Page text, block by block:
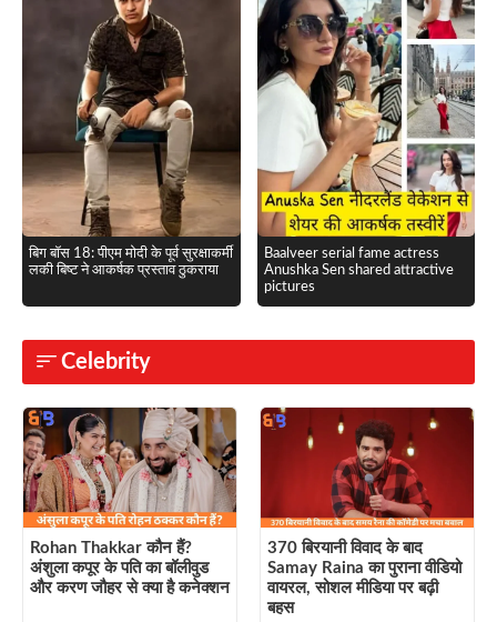
बिग बॉस 18: पीएम मोदी के पूर्व सुरक्षाकर्मी
लकी बिष्ट ने आकर्षक प्रस्ताव ठुकराया
Baalveer serial fame actress
Anushka Sen shared attractive
pictures
Celebrity
Rohan Thakkar कौन हैं?
अंशुला कपूर के पति का बॉलीवुड
और करण जौहर से क्या है कनेक्शन
370 बिरयानी विवाद के बाद
Samay Raina का पुराना वीडियो
वायरल, सोशल मीडिया पर बढ़ी
बहस